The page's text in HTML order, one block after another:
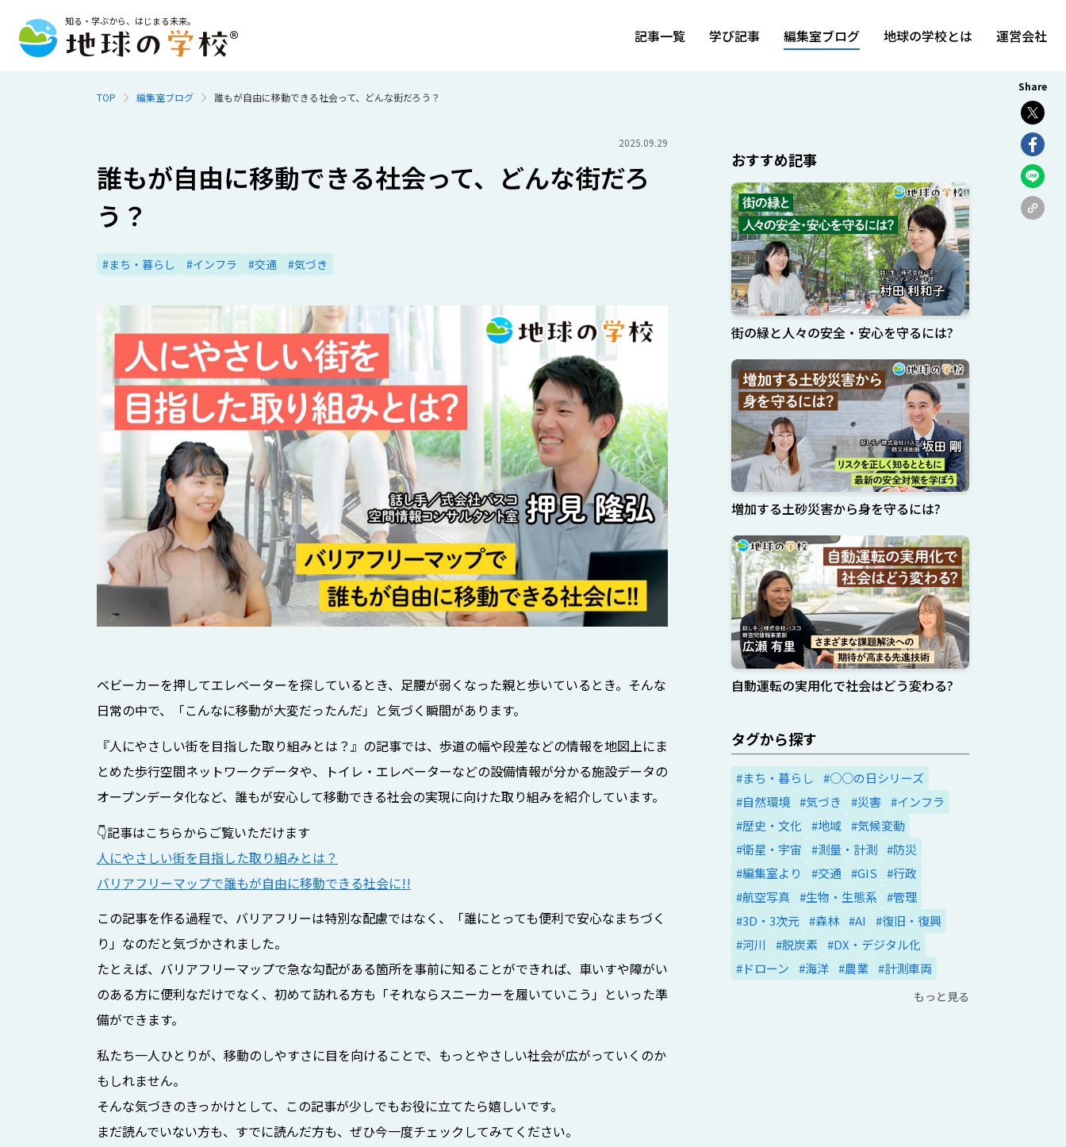
知る・学ぶから、はじまる未来。
記事一覧 学び記事 編集室ブログ 地球の学校とは 運営会社
Share
TOP
編集室ブログ 誰もが自由に移動できる社会って、どんな街だろう？
2025.09.29
誰もが自由に移動できる社会って、どんな街だろ
う？
#まち・暮らし #インフラ #交通 #気づき
ベビーカーを押してエレベーターを探しているとき、足腰が弱くなった親と歩いているとき。そんな
日常の中で、「こんなに移動が大変だったんだ」と気づく瞬間があります。
『人にやさしい街を目指した取り組みとは？』の記事では、歩道の幅や段差などの情報を地図上にま
とめた歩行空間ネットワークデータや、トイレ・エレベーターなどの設備情報が分かる施設データの
オープンデータ化など、誰もが安心して移動できる社会の実現に向けた取り組みを紹介しています。
👇記事はこちらからご覧いただけます
人にやさしい街を目指した取り組みとは？
バリアフリーマップで誰もが自由に移動できる社会に!!
この記事を作る過程で、バリアフリーは特別な配慮ではなく、「誰にとっても便利で安心なまちづく
り」なのだと気づかされました。
たとえば、バリアフリーマップで急な勾配がある箇所を事前に知ることができれば、車いすや障がい
のある方に便利なだけでなく、初めて訪れる方も「それならスニーカーを履いていこう」といった準
備ができます。
私たち一人ひとりが、移動のしやすさに目を向けることで、もっとやさしい社会が広がっていくのか
もしれません。
そんな気づきのきっかけとして、この記事が少しでもお役に立てたら嬉しいです。
まだ読んでいない方も、すでに読んだ方も、ぜひ今一度チェックしてみてください。
おすすめ記事
街の緑と人々の安全・安心を守るには?
増加する土砂災害から身を守るには?
自動運転の実用化で社会はどう変わる?
タグから探す
#まち・暮らし
#○○の日シリーズ
#自然環境 #気づき #災害 #インフラ
#歴史・文化
#地域 #気候変動
#衛星・宇宙
#測量・計測 #防災
#編集室より
#交通 #GIS
#行政
#航空写真 #生物・生態系
#管理
#3D・3次元 #森林 #AI
#復旧・復興
#河川
#脱炭素
#DX・デジタル化
#ドローン
#海洋 #農業 #計測車両
もっと見る